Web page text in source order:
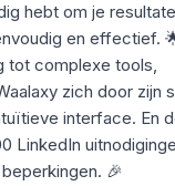
hebt om je
en effectief.
tot complexe tools,
zich door zijn
interface. En
LinkedIn
🎉